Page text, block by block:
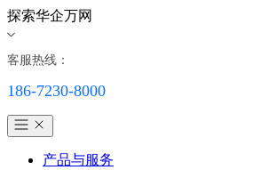
探索华企万网
客服热线：
186-7230-8000
产品与服务